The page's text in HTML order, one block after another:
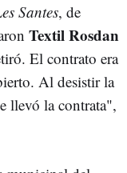
Santes, de
Textil Rosdan
El contrato era
Al desistir la
llevó la contrata",